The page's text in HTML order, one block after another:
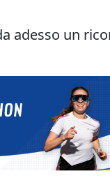
adesso un